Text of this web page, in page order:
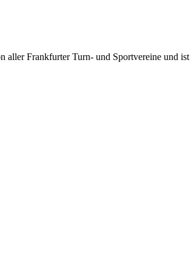
Frankfurter Turn- und Sportvereine und